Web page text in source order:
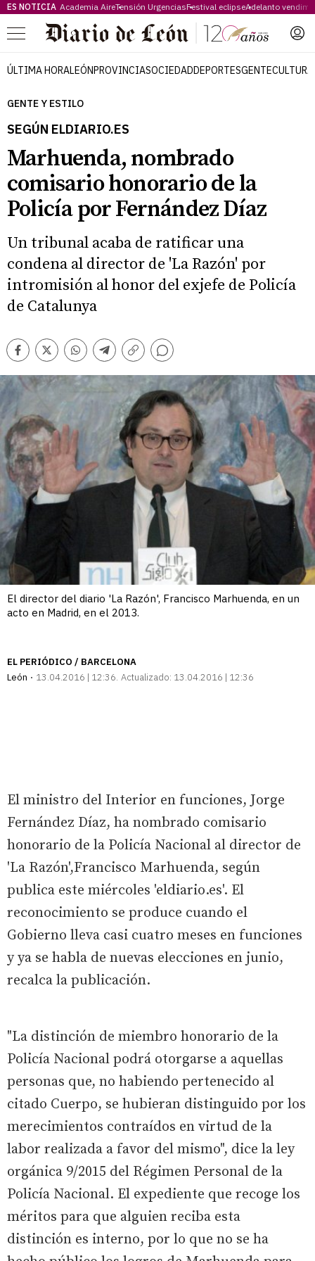
ES NOTICIA Academia AireTensión UrgenciasFestival eclipseAdelanto
Menú
ÚLTIMA HORALEÓNPROVINCIASOCIEDADDEPORTESGENTECULTURA
GENTE Y ESTILO
SEGÚN ELDIARIO.ES
Marhuenda, nombrado
comisario honorario de la
Policía por Fernández Díaz
Un tribunal acaba de ratificar una
condena al director de 'La Razón' por
intromisión al honor del exjefe de Policía
de Catalunya
Facebook
TwitterWhatsappTelegram
Copiar
Comentarios
El director del diario 'La Razón', Francisco Marhuenda, en un
acto en Madrid, en el 2013.
EL PERIÓDICO / BARCELONA
León
13.04.2016 | 12:36 Actualizado: 13.04.2016 | 12:36
El ministro del Interior en funciones, Jorge
Fernández Díaz, ha nombrado comisario
honorario de la Policía Nacional al director de
'La Razón',Francisco Marhuenda, según
publica este miércoles 'eldiario.es'. El
reconocimiento se produce cuando el
Gobierno lleva casi cuatro meses en funciones
y ya se habla de nuevas elecciones en junio,
recalca la publicación.
"La distinción de miembro honorario de la
Policía Nacional podrá otorgarse a aquellas
personas que, no habiendo pertenecido al
citado Cuerpo, se hubieran distinguido por los
merecimientos contraídos en virtud de la
labor realizada a favor del mismo", dice la ley
orgánica 9/2015 del Régimen Personal de la
Policía Nacional. El expediente que recoge los
méritos para que alguien reciba esta
distinción es interno, por lo que no se ha